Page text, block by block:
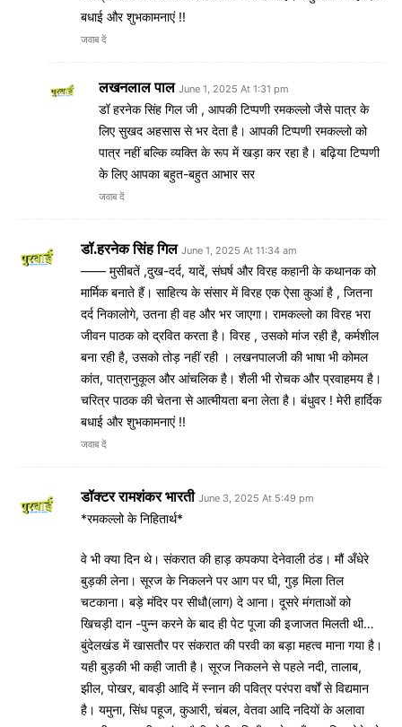
बधाई और शुभकामनाएं !!
जवाब दें
लखनलाल पाल June 1, 2025 At 1:31 pm
डॉ हरनेक सिंह गिल जी , आपकी टिप्पणी रमकल्लो जैसे पात्र के
लिए सुखद अहसास से भर देता है। आपकी टिप्पणी रमकल्लो को
पात्र नहीं बल्कि व्यक्ति के रूप में खड़ा कर रहा है। बढ़िया टिप्पणी
के लिए आपका बहुत-बहुत आभार सर
जवाब दें
डॉ.हरनेक सिंह गिल June 1, 2025 At 11:34 am
—— मुसीबतें ,दुख-दर्द, यादें, संघर्ष और विरह कहानी के कथानक को
मार्मिक बनाते हैं। साहित्य के संसार में विरह एक ऐसा कुआं है , जितना
दर्द निकालोगे, उतना ही वह और भर जाएगा। रामकल्लो का विरह भरा
जीवन पाठक को द्रवित करता है। विरह , उसको मांज रही है, कर्मशील
बना रही है, उसको तोड़ नहीं रही । लखनपालजी की भाषा भी कोमल
कांत, पात्रानुकूल और आंचलिक है। शैली भी रोचक और प्रवाहमय है।
चरित्र पाठक की चेतना से आत्मीयता बना लेता है। बंधुवर ! मेरी हार्दिक
बधाई और शुभकामनाएं !!
जवाब दें
डॉक्टर रामशंकर भारती June 3, 2025 At 5:49 pm
*रमकल्लो के निहितार्थ*
वे भी क्या दिन थे। संकरात की हाड़ कपकपा देनेवाली ठंड। मौं अँधेरे
बुड़की लेना। सूरज के निकलने पर आग पर घी, गुड़ मिला तिल
चटकाना। बड़े मंदिर पर सीधौ(लाग) दे आना। दूसरे मंगताओं को
खिचड़ी दान -पुन्न करने के बाद ही पेट पूजा की इजाजत मिलती थी…
बुंदेलखंड में खासतौर पर संकरात की परवी का बड़ा महत्व माना गया है।
यही बुड़की भी कही जाती है। सूरज निकलने से पहले नदी, तालाब,
झील, पोखर, बावड़ी आदि में स्नान की पवित्र परंपरा वर्षों से विद्यमान
है। यमुना, सिंध पहूज, कुआरी, चंबल, वेतवा आदि नदियों के अलावा